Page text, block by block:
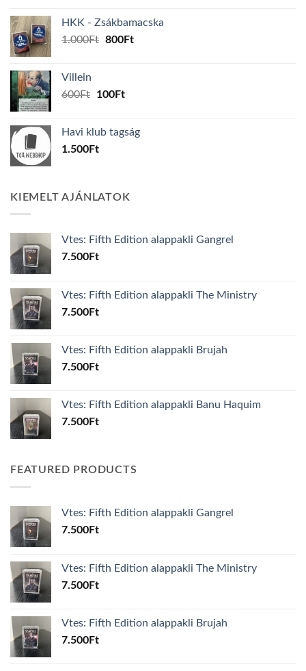
160Ft.150Ft.
HKK - Zsákbamacska
1.000Ft Original
800FtCurrent
Villein
600Ft
Original
600Ft.
100FtCurrent
100Ft.
Havi klub tagság
1.500Ft
KIEMELT AJÁNLATOK
Vtes: Fifth Edition alappakli Gangrel
7.500Ft
Vtes: Fifth Edition alappakli The Ministry
7.500Ft
Vtes: Fifth Edition alappakli Brujah
7.500Ft
Vtes: Fifth Edition alappakli Banu Haquim
7.500Ft
FEATURED PRODUCTS
Vtes: Fifth Edition alappakli Gangrel
7.500Ft
Vtes: Fifth Edition alappakli The Ministry
7.500Ft
Vtes: Fifth Edition alappakli Brujah
7.500Ft